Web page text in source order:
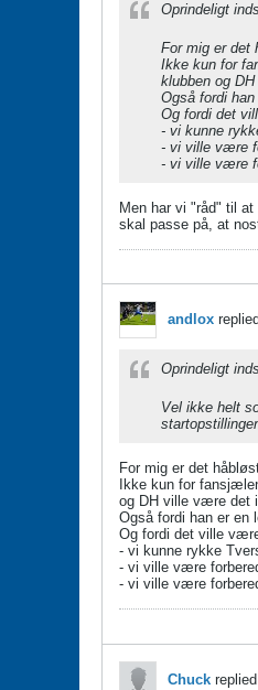
Oprindeligt
For mig er det
​​​​​​Ikke kun for
klubben og
Også fordi
Og fordi det
- vi kunne
- vi ville være
- vi ville være
Men har vi "råd" til
skal passe på, at
andlox replied
Oprindeligt
Vel ikke helt
For mig er det
​​​​​​Ikke kun for
og DH ville være det
Også fordi han er en
Og fordi det ville
- vi kunne rykke
- vi ville være
- vi ville være
Chuck replied